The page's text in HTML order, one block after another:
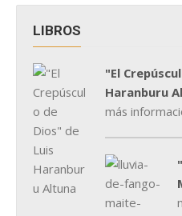
LIBROS
"El
Haranburu
más